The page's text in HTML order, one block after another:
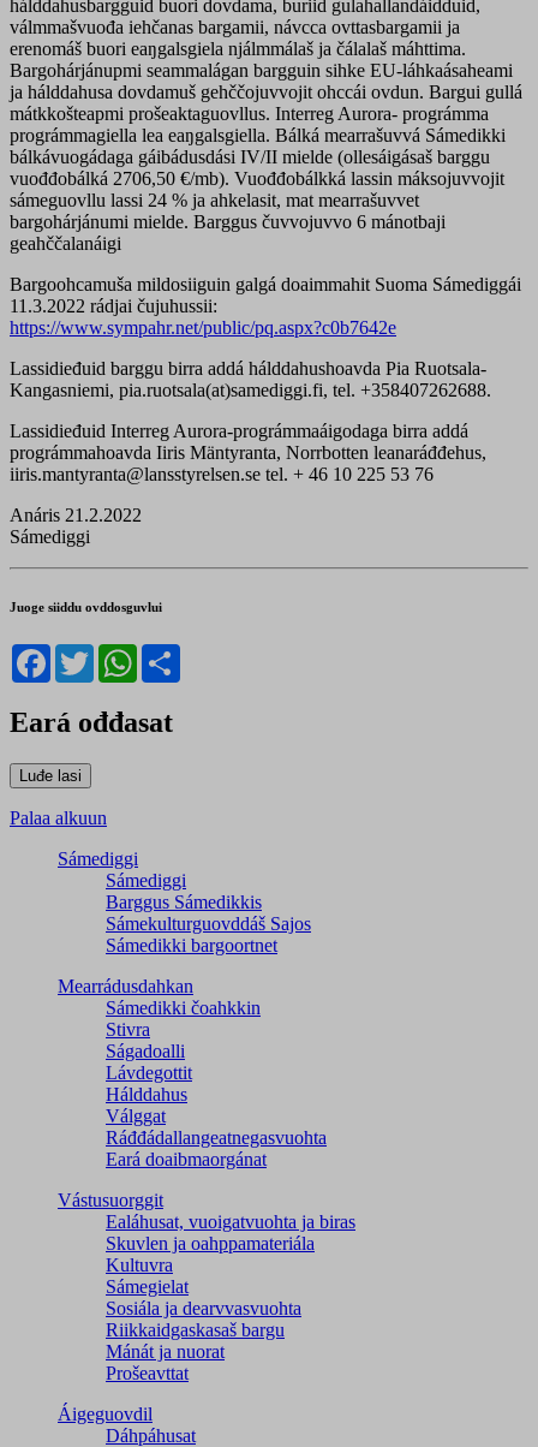
hálddahusbargguid buori dovdama, buriid gulahallandáidduid,
válmmašvuođa iehčanas bargamii, návcca ovttasbargamii ja
erenomáš buori eaŋgalsgiela njálmmálaš ja čálalaš máhttima.
Bargohárjánupmi seammalágan bargguin sihke EU-láhkaásaheami
ja hálddahusa dovdamuš gehččojuvvojit ohccái ovdun. Bargui gullá
mátkkošteapmi prošeaktaguovllus. Interreg Aurora- prográmma
prográmmagiella lea eaŋgalsgiella. Bálká mearrašuvvá Sámedikki
bálkávuogádaga gáibádusdási IV/II mielde (ollesáigásaš barggu
vuođđobálká 2706,50 €/mb). Vuođđobálkká lassin máksojuvvojit
sámeguovllu lassi 24 % ja ahkelasit, mat mearrašuvvet
bargohárjánumi mielde. Barggus čuvvojuvvo 6 mánotbaji
geahččalanáigi
Bargoohcamuša mildosiiguin galgá doaimmahit Suoma Sámediggái
11.3.2022 rádjai čujuhussii:
https://www.sympahr.net/public/pq.aspx?c0b7642e
Lassidieđuid barggu birra addá hálddahushoavda Pia Ruotsala-
Kangasniemi, pia.ruotsala(at)samediggi.fi, tel. +358407262688.
Lassidieđuid Interreg Aurora-prográmmaáigodaga birra addá
prográmmahoavda Iiris Mäntyranta, Norrbotten leanaráđđehus,
iiris.mantyranta@lansstyrelsen.se tel. + 46 10 225 53 76
Anáris 21.2.2022
Sámediggi
Juoge siiddu ovddosguvlui
Facebook
TwitterWhatsApp
Eará ođđasat
Palaa alkuun
Sámediggi
Sámediggi
Barggus Sámedikkis
Sámekulturguovddáš Sajos
Sámedikki bargoortnet
Mearrádusdahkan
Sámedikki čoahkkin
Stivra
Ságadoalli
Lávdegottit
Hálddahus
Válggat
Ráđđádallangeatnegas­vuohta
Eará doaibmaorgánat
Vástusuorggit
Ealáhusat, vuoigatvuohta ja biras
Skuvlen ja oahppamateriála
Kultuvra
Sámegielat
Sosiála ja dearvvasvuohta
Riikkaidgaskasaš bargu
Mánát ja nuorat
Prošeavttat
Áigeguovdil
Dáhpáhusat